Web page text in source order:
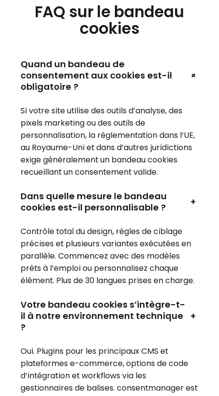
FAQ sur le bandeau
cookies
Quand un bandeau de
consentement aux cookies est-il
obligatoire ?
+
Si votre site utilise des outils d’analyse, des
pixels marketing ou des outils de
personnalisation, la réglementation dans l’UE,
au Royaume-Uni et dans d’autres juridictions
exige généralement un bandeau cookies
recueillant un consentement valide.
Dans quelle mesure le bandeau
cookies est-il personnalisable ?
+
Contrôle total du design, règles de ciblage
précises et plusieurs variantes exécutées en
parallèle. Commencez avec des modèles
prêts à l’emploi ou personnalisez chaque
élément. Plus de 30 langues prises en charge.
Votre bandeau cookies s’intègre-t-
il à notre environnement technique
?
+
Oui. Plugins pour les principaux CMS et
plateformes e-commerce, options de code
d’intégration et workflows via les
gestionnaires de balises. consentmanager est